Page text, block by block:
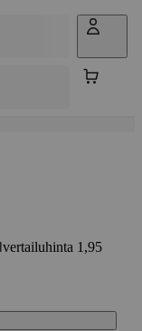
vertailuhinta 1,95